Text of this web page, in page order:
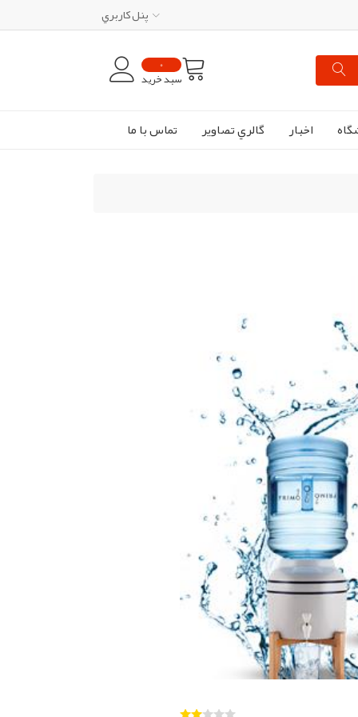
پنل کاربري
0
سبد خرید
اخبار گالري تصاوير تماس با ما